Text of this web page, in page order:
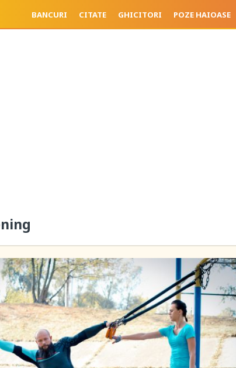
BANCURI CITATE GHICITORI POZE HAIOASE